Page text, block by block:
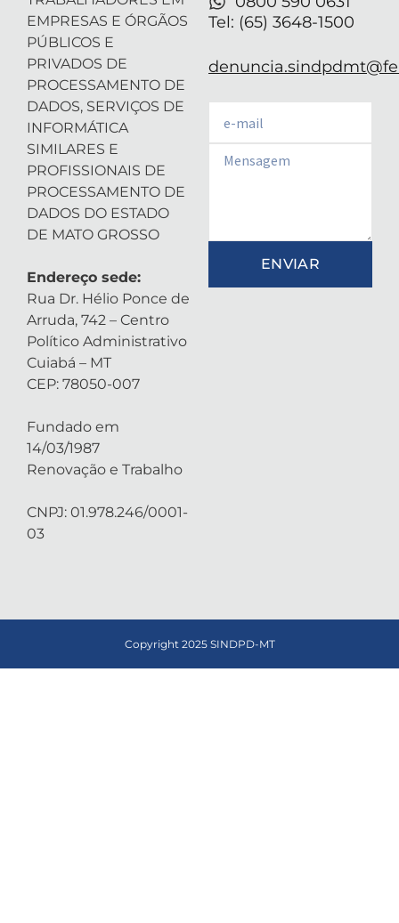
EMPRESAS E ÓRGÃOS
PÚBLICOS E
PRIVADOS DE
PROCESSAMENTO DE
DADOS, SERVIÇOS DE
INFORMÁTICA
SIMILARES E
PROFISSIONAIS DE
PROCESSAMENTO DE
DADOS DO ESTADO
DE MATO GROSSO
Endereço sede:
Rua Dr. Hélio Ponce de
Arruda, 742 – Centro
Político Administrativo
Cuiabá – MT
CEP: 78050-007
Fundado em
14/03/1987
Renovação e Trabalho
CNPJ: 01.978.246/0001-
03
Tel: (65) 3648-1500
Email
ENVIAR
Copyright 2025 SINDPD-MT